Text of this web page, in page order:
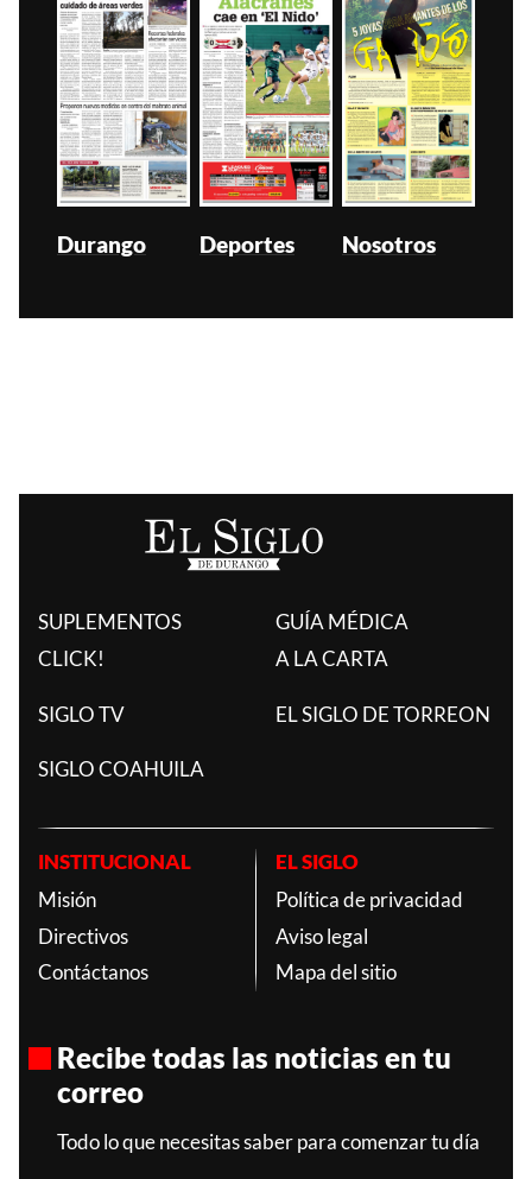
Durango Deportes Nosotros
SUPLEMENTOS
CLICK!
GUÍA MÉDICA
A LA CARTA
SIGLO TV EL SIGLO DE TORREON
SIGLO COAHUILA
INSTITUCIONAL
Misión
Directivos
Contáctanos
EL SIGLO
Política de privacidad
Aviso legal
Mapa del sitio
Recibe todas las noticias en tu
correo
Todo lo que necesitas saber para comenzar tu día